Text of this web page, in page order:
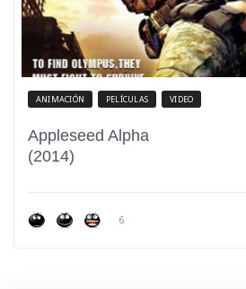
ANIMACIÓN PELÍCULAS VIDEO
Appleseed Alpha
(2014)
6